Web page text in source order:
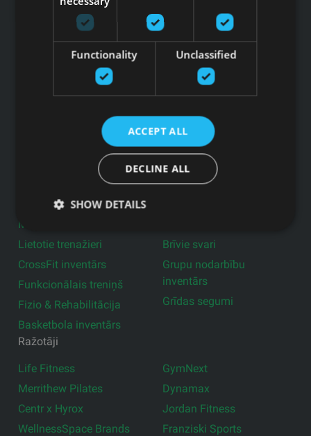
Pieteikties jaunumiem
Ražotāji
Privātuma politika
Profesionālie trenažieri
Aprīkojums pašvaldībām
Mājas trenažieri
Lietotie trenažieri
CrossFit inventārs
Funkcionālais treniņš
Fizio & Rehabilitācija
Basketbola inventārs
Aktīvā darba vide
Brīvie svari
Grupu nodarbību
inventārs
Grīdas segumi
Ražotāji
Life Fitness
Merrithew Pilates
Centr x Hyrox
WellnessSpace Brands
GymNext
Dynamax
Jordan Fitness
Franziski Sports
Functionality Unclassified
ACCEPT ALL
DECLINE ALL
SHOW DETAILS